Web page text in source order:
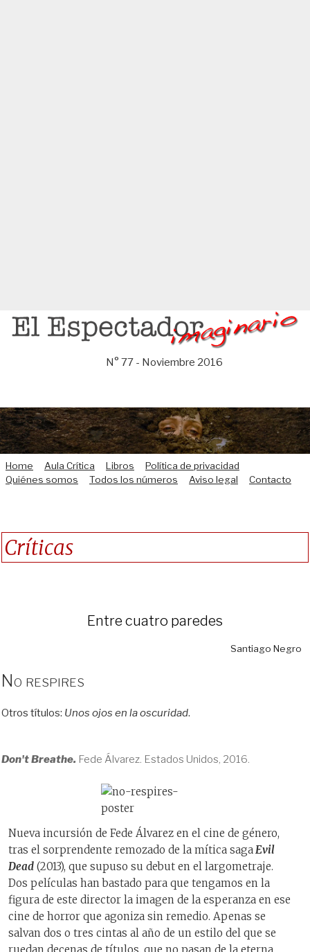
Saltar
N° 77 - Noviembre 2016
Home Aula Crítica Libros
Política de privacidad
Quiénes somos
Todos los números Aviso legal Contacto
Críticas
Entre cuatro paredes
Santiago Negro
No respires
Otros títulos: Unos ojos en la oscuridad.
Don't Breathe. Fede Álvarez. Estados Unidos, 2016.
Nueva incursión de Fede Álvarez en el cine de género,
tras el sorprendente remozado de la mítica saga Evil
Dead (2013), que supuso su debut en el largometraje.
Dos películas han bastado para que tengamos en la
figura de este director la imagen de la esperanza en ese
cine de horror que agoniza sin remedio. Apenas se
salvan dos o tres cintas al año de un estilo del que se